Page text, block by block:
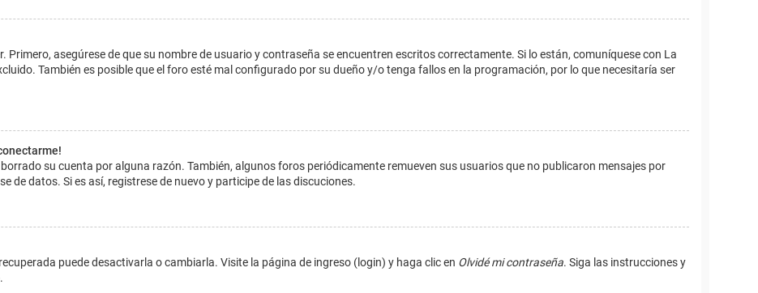
Primero, asegúrese de que su nombre de usuario y contraseña se encuentren escritos correctamente. Si lo están, comuníquese con La
También es posible que el foro esté mal configurado por su dueño y/o tenga fallos en la programación, por lo que necesitaría ser
su cuenta por alguna razón. También, algunos foros periódicamente remueven sus usuarios que no publicaron mensajes por
de datos. Si es así, registrese de nuevo y participe de las discuciones.
puede desactivarla o cambiarla. Visite la página de ingreso (login) y haga clic en Olvidé mi contraseña. Siga las instrucciones y